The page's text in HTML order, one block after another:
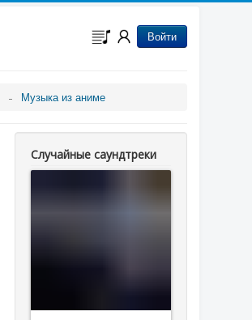
Войти
Музыка из аниме
Случайные саундтреки